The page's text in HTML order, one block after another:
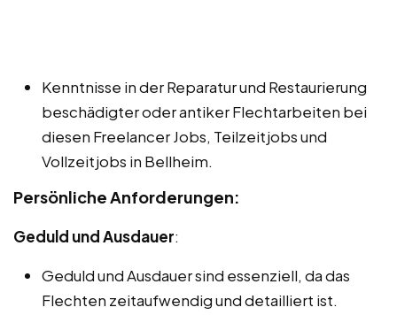
Kenntnisse in der Reparatur und Restaurierung
beschädigter oder antiker Flechtarbeiten bei
diesen Freelancer Jobs, Teilzeitjobs und
Vollzeitjobs in Bellheim.
Persönliche Anforderungen:
Geduld und Ausdauer:
Geduld und Ausdauer sind essenziell, da das
Flechten zeitaufwendig und detailliert ist.